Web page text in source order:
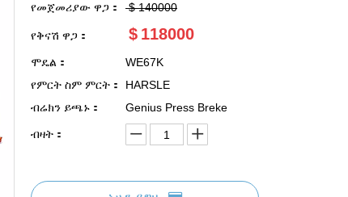
የመጀመሪያው ዋጋ：
$ 140000
የቅናሽ ዋጋ： $ 118000
ሞዴል：
WE67K
የምርት ስም ምርት：
HARSLE
ብሬክን ይጫኑ：
Genius Press Breke
ብዛት：